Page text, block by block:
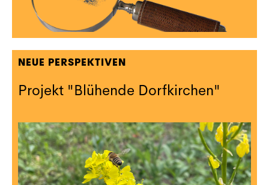
NEUE PERSPEKTIVEN
Projekt "Blühende Dorfkirchen"